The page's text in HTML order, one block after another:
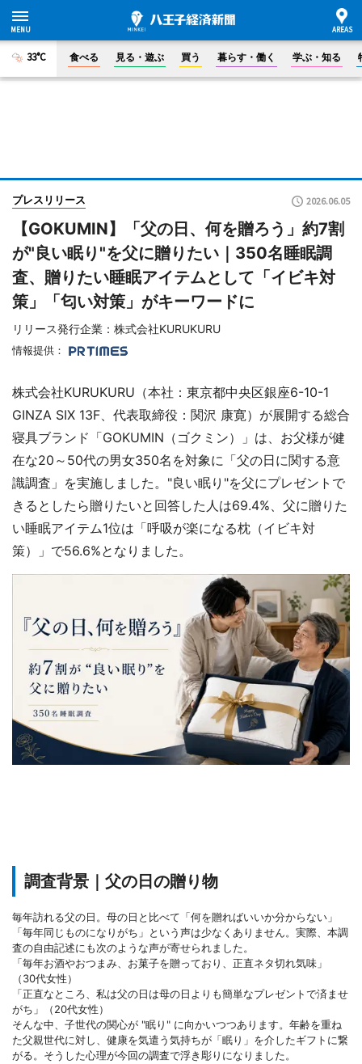
33°C 食べる 見る・遊ぶ 買う 暮らす・働く 学ぶ・知る
プレスリリース 2026.06.05
【GOKUMIN】「父の日、何を贈ろう」約7割
が"良い眠り"を父に贈りたい｜350名睡眠調
査、贈りたい睡眠アイテムとして「イビキ対
策」「匂い対策」がキーワードに
リリース発行企業：株式会社KURUKURU
情報提供：
株式会社KURUKURU（本社：東京都中央区銀座6-10-1
GINZA SIX 13F、代表取締役：関沢 康寛）が展開する総合
寝具ブランド「GOKUMIN（ゴクミン）」は、お父様が健
在な20～50代の男女350名を対象に「父の日に関する意
識調査」を実施しました。"良い眠り"を父にプレゼントで
きるとしたら贈りたいと回答した人は69.4%、父に贈りた
い睡眠アイテム1位は「呼吸が楽になる枕（イビキ対
策）」で56.6%となりました。
調査背景｜父の日の贈り物
毎年訪れる父の日。母の日と比べて「何を贈ればいいか分からない」
「毎年同じものになりがち」という声は少なくありません。実際、本調
査の自由記述にも次のような声が寄せられました。
「毎年お酒やおつまみ、お菓子を贈っており、正直ネタ切れ気味」
（30代女性）
「正直なところ、私は父の日は母の日よりも簡単なプレゼントで済ませ
がち」（20代女性）
そんな中、子世代の関心が "眠り" に向かいつつあります。年齢を重ね
た父親世代に対し、健康を気遣う気持ちが「眠り」を介したギフトに繋
がる。そうした心理が今回の調査で浮き彫りになりました。